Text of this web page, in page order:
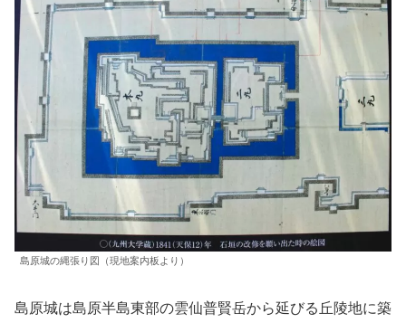
島原城の縄張り図（現地案内板より）
島原城は島原半島東部の雲仙普賢岳から延びる丘陵地に築